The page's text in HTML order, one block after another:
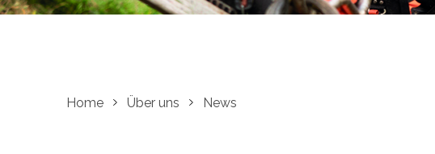
Home Über uns News